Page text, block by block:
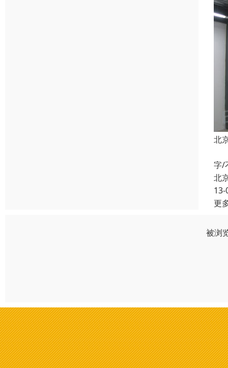
北
字/
北
13-
更
被浏